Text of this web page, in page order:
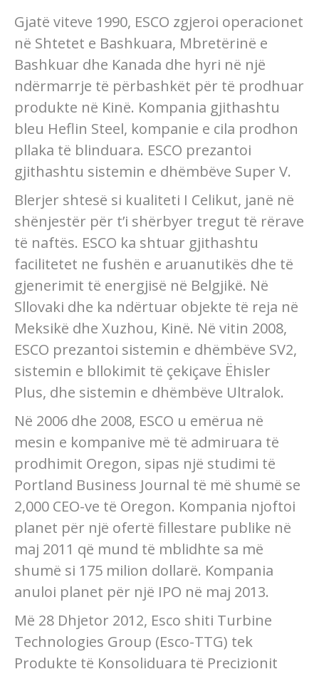
Gjatë viteve 1990, ESCO zgjeroi operacionet
në Shtetet e Bashkuara, Mbretërinë e
Bashkuar dhe Kanada dhe hyri në një
ndërmarrje të përbashkët për të prodhuar
produkte në Kinë. Kompania gjithashtu
bleu Heflin Steel, kompanie e cila prodhon
pllaka të blinduara. ESCO prezantoi
gjithashtu sistemin e dhëmbëve Super V.
Blerjer shtesë si kualiteti I Celikut, janë në
shënjestër për t’i shërbyer tregut të rërave
të naftës. ESCO ka shtuar gjithashtu
facilitetet ne fushën e aruanutikës dhe të
gjenerimit të energjisë në Belgjikë. Në
Sllovaki dhe ka ndërtuar objekte të reja në
Meksikë dhe Xuzhou, Kinë. Në vitin 2008,
ESCO prezantoi sistemin e dhëmbëve SV2,
sistemin e bllokimit të çekiçave Ëhisler
Plus, dhe sistemin e dhëmbëve Ultralok.
Në 2006 dhe 2008, ESCO u emërua në
mesin e kompanive më të admiruara të
prodhimit Oregon, sipas një studimi të
Portland Business Journal të më shumë se
2,000 CEO-ve të Oregon. Kompania njoftoi
planet për një ofertë fillestare publike në
maj 2011 që mund të mblidhte sa më
shumë si 175 milion dollarë. Kompania
anuloi planet për një IPO në maj 2013.
Më 28 Dhjetor 2012, Esco shiti Turbine
Technologies Group (Esco-TTG) tek
Produkte të Konsoliduara të Precizionit